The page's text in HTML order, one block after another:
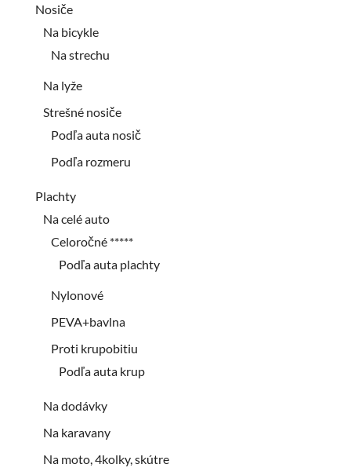
Nosiče
Na bicykle
Na strechu
Na lyže
Strešné nosiče
Podľa auta nosič
Podľa rozmeru
Plachty
Na celé auto
Celoročné *****
Podľa auta plachty
Nylonové
PEVA+bavlna
Proti krupobitiu
Podľa auta krup
Na dodávky
Na karavany
Na moto, 4kolky, skútre